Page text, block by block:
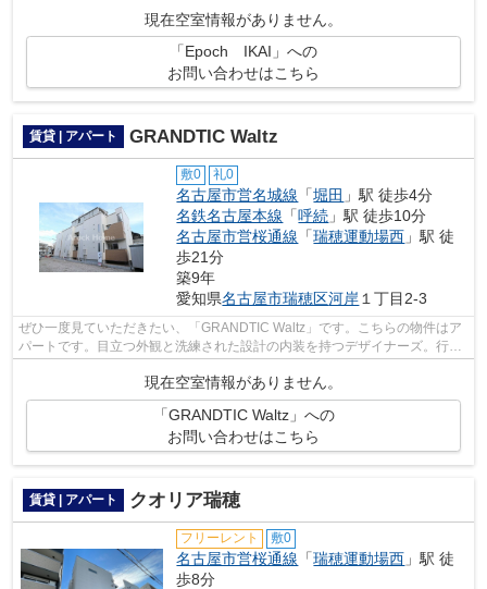
現在空室情報がありません。
「Epoch IKAI」への
お問い合わせはこちら
賃貸 | アパート GRANDTIC Waltz
敷0 礼0
名古屋市営名城線 「堀田 」駅 徒歩4分
名鉄名古屋本線 「呼続 」駅 徒歩10分
名古屋市営桜通線 「瑞穂運動場西 」駅 徒
歩21分
築9年
愛知県名古屋市瑞穂区河岸１丁目2-3
ぜひ一度見ていただきたい、「GRANDTIC Waltz」です。こちらの物件はア
パートです。目立つ外観と洗練された設計の内装を持つデザイナーズ。行く
現在空室情報がありません。
「GRANDTIC Waltz」への
お問い合わせはこちら
賃貸 | アパート クオリア瑞穂
フリーレント 敷0
名古屋市営桜通線 「瑞穂運動場西 」駅 徒
歩8分